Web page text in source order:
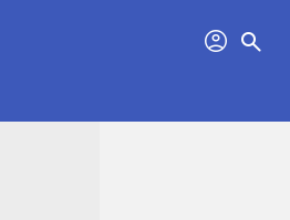
profil search